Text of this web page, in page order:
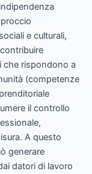
e culturali,
che rispondono a
(competenze
il controllo
A questo
generare
datori di lavoro